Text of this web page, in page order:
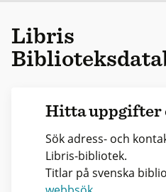
Libris
Hitta uppgifter
Sök adress- och
Libris-bibliotek.
Titlar på svenska